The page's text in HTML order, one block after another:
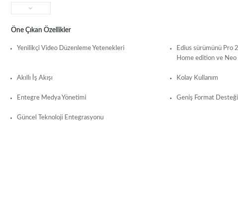
Öne Çıkan Özellikler
Yenilikçi Video Düzenleme Yetenekleri
Edius sürümünü Pro
Home edition ve
Akıllı İş Akışı Kolay Kullanım
Entegre Medya Yönetimi Geniş Format Desteği
Güncel Teknoloji Entegrasyonu